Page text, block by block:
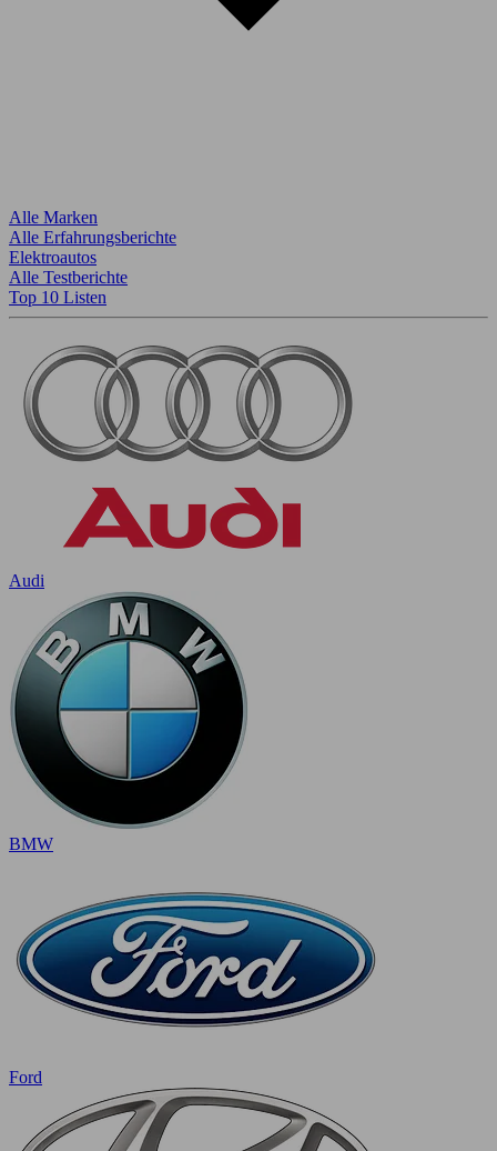
Alle Marken
Alle Erfahrungsberichte
Elektroautos
Alle Testberichte
Top 10 Listen
Audi
BMW
Ford